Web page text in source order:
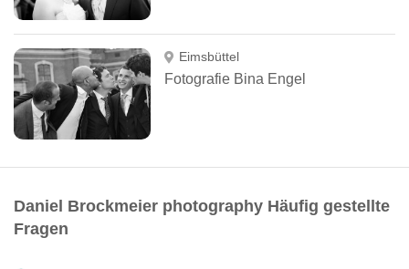
Eimsbüttel
Fotografie Bina Engel
Daniel Brockmeier photography Häufig gestellte
Fragen